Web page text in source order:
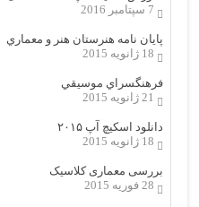
7 سپتامبر 2016
پایان نامه هنرستان هنر و معماري
18 ژانویه 2015
فرهنگسراي موسيقي
21 ژانویه 2015
دانلود اسکیچ آپ ۲۰۱۵
18 ژانویه 2015
بررسی معماری کلاسیک
28 فوریه 2015